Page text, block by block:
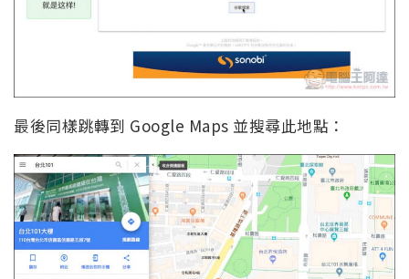
最後同樣跳轉到 Google Maps 並搜尋此地點：